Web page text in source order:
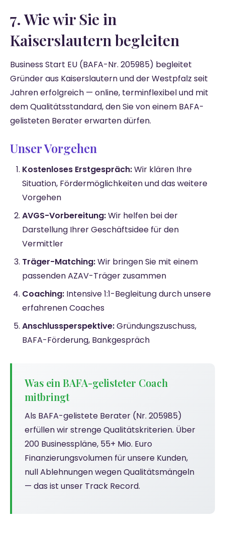
7. Wie wir Sie in
Kaiserslautern begleiten
Business Start EU (BAFA-Nr. 205985) begleitet
Gründer aus Kaiserslautern und der Westpfalz seit
Jahren erfolgreich — online, terminflexibel und mit
dem Qualitätsstandard, den Sie von einem BAFA-
gelisteten Berater erwarten dürfen.
Unser Vorgehen
Kostenloses Erstgespräch:Wir klären Ihre
Situation, Fördermöglichkeiten und das weitere
Vorgehen
AVGS-Vorbereitung:Wir helfen bei der
Darstellung Ihrer Geschäftsidee für den
Vermittler
Träger-Matching:Wir bringen Sie mit einem
passenden AZAV-Träger zusammen
Coaching: Intensive 1:1-Begleitung durch unsere
erfahrenen Coaches
Anschlussperspektive:Gründungszuschuss,
BAFA-Förderung, Bankgespräch
Was ein BAFA-gelisteter Coach
mitbringt
Als BAFA-gelistete Berater (Nr. 205985)
erfüllen wir strenge Qualitätskriterien. Über
200 Businesspläne, 55+ Mio. Euro
Finanzierungsvolumen für unsere Kunden,
null Ablehnungen wegen Qualitätsmängeln
— das ist unser Track Record.